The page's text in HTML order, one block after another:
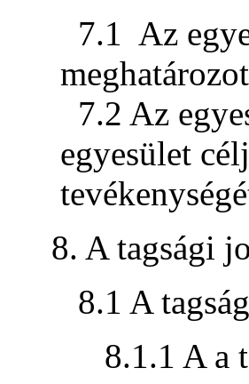
7.1 Az
7.2 Az
egyesület
8. A tagsági
8.1 A
8.1.1 A a